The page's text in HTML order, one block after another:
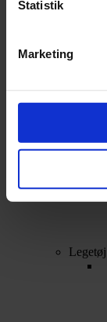
Statistik
Marketing
Legetøj